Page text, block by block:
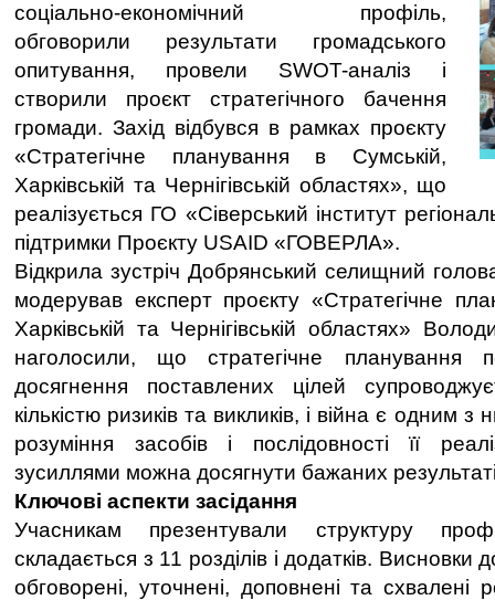
соціально-економічний профіль,
обговорили результати громадського
опитування, провели SWOT-аналіз і
створили проєкт стратегічного бачення
громади. Захід відбувся в рамках проєкту
«Стратегічне планування в Сумській,
Харківській та Чернігівській областях», що
реалізується ГО «Сіверський інститут
підтримки Проєкту USAID «ГОВЕРЛА».
Відкрила зустріч Добрянський селищний
модерував експерт проєкту «Стратегічне
Харківській та Чернігівській областях»
наголосили, що стратегічне планування
досягнення поставлених цілей
кількістю ризиків та викликів, і війна є одним
розуміння засобів і послідовності її
зусиллями можна досягнути бажаних
Ключові аспекти засідання
Учасникам презентували структуру
складається з 11 розділів і додатків. Висновки
обговорені, уточнені, доповнені та